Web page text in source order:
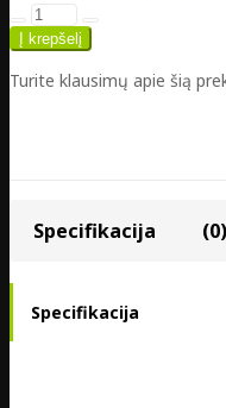
Turite klausimų apie šią
Specifikacija
Specifikacija